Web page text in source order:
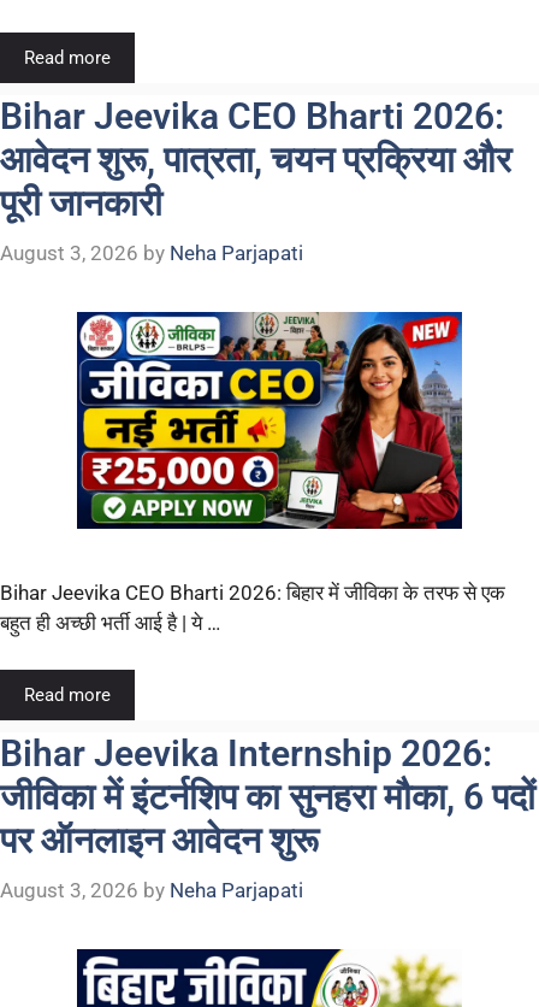
Read more
Bihar Jeevika CEO Bharti 2026:
आवेदन शुरू, पात्रता, चयन प्रक्रिया और
पूरी जानकारी
August 3, 2026 by Neha Parjapati
Bihar Jeevika CEO Bharti 2026: बिहार में जीविका के तरफ से एक
बहुत ही अच्छी भर्ती आई है | ये …
Read more
Bihar Jeevika Internship 2026:
जीविका में इंटर्नशिप का सुनहरा मौका, 6 पदों
पर ऑनलाइन आवेदन शुरू
August 3, 2026 by Neha Parjapati